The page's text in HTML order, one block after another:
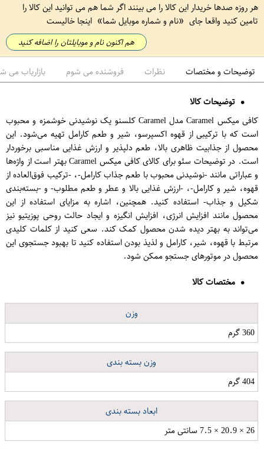
هر روزه صدها خریدار این کالا را می بینند اگر شما هم می توانید این کالا را
تامین کنید واقعا جای
نام و شماره موبایل شما اینجا خالیست
هم اکنون نام و موبایلتان را اضافه کنید
توضیحات و مختصات نظرات فروشنده می شوم بازاریاب می
توضیحات کالا
کافی میکس Caramel مدل Caramel کلسنو یک نوشیدنی خوشمزه و محبوب
است که با ترکیبی از قهوه اکسپرسو، شیر و طعم کارامل تهیه می‌شود. این
محصول از جذابیت ظاهری بالا، طعم دلپذیر و ارزش غذایی مناسبی برخوردار
است. در توضیحات سئو برای کالای کافی میکس Caramel بهتر است از واژه‌ها
و عباراتی مانند -نوشیدنی محبوب با طعم جذاب کارامل-، -ترکیب فوق‌العاده از
قهوه، شیر و کارامل-، -ارزش غذایی بالا و عطر و طعم مطلوب- و -بسته‌بندی
شکیل و جذاب- استفاده کنید. همچنین، اشاره به مزایای استفاده از این
محصول مانند افزایش انرژی، افزایش انگیزه و ایجاد حالت روحی پوزیتیو نیز
می‌تواند به بهتر دیده شدن محصول کمک کند. سعی کنید از کلمات کلیدی
مرتبط با قهوه، شیر، کارامل و لذیذ بودن استفاده کنید تا بهبود جستجوی این
محصول در موتورهای جستجو ممکن شود.
مختصات کالا
وزن
360 گرم
وزن بسته بندی
404 گرم
ابعاد بسته بندی
26 × 20.9 × 7.5 سانتی متر